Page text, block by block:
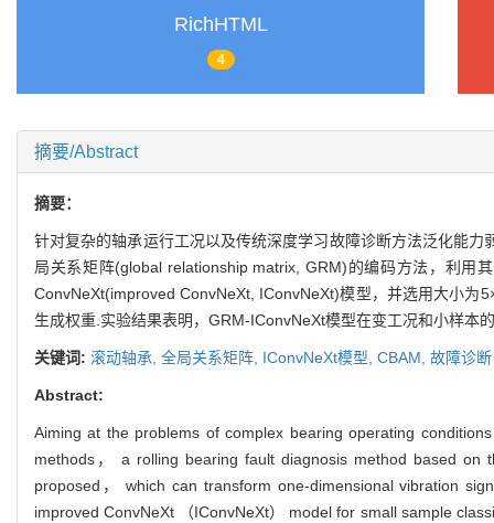
RichHTML
4
摘要/Abstract
摘要：
针对复杂的轴承运行工况以及传统深度学习故障诊断方法泛化能
局关系矩阵(global relationship matrix, GRM)的编码方法，利用
ConvNeXt(improved ConvNeXt, IConvNeXt)模型，并选用大小为
生成权重.实验结果表明，GRM-IConvNeXt模型在变工况和小样本
关键词: 滚动轴承, 全局关系矩阵, IConvNeXt模型, CBAM, 故障诊断
Abstract:
Aiming at the problems of complex bearing operating
methods， a rolling bearing fault diagnosis method based
proposed， which can transform one-dimensional vibration
improved ConvNeXt （IConvNeXt） model for small sample